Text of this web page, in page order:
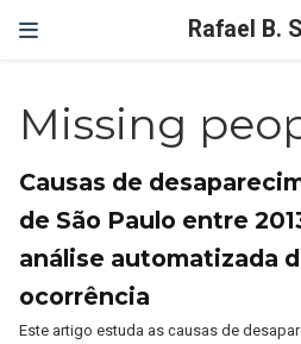
Rafael B.
Missing
Causas de
de São Paulo entre
análise automatizada
ocorrência
Este artigo estuda as causas de